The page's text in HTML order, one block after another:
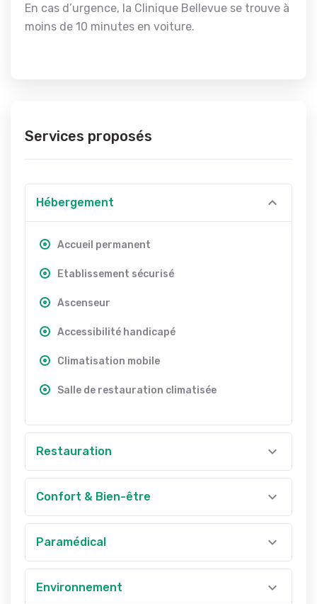
En cas d’urgence, la Clinique Bellevue se trouve à
moins de 10 minutes en voiture.
Services proposés
Hébergement
Accueil permanent
Etablissement sécurisé
Ascenseur
Accessibilité handicapé
Climatisation mobile
Salle de restauration climatisée
Restauration
Confort & Bien-être
Paramédical
Environnement